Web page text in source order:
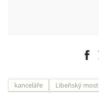
kanceláře Libeňský most